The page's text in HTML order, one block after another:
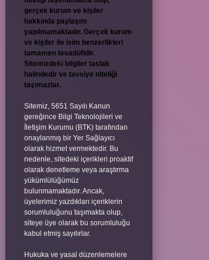
gerçek kurum ve kişiler
hakkında paylaşım
yapılmamaktadır. Gerçek kurum
ve kişiler ile isim benzerlikleri
tamamen tesadüfidir.
Sitemizdeki bilgiler taslak
halindedir ve tavsiye niteliği
taşımazlar.
Sitemiz, 5651 Sayılı Kanun
gereğince Bilgi Teknolojileri ve
İletişim Kurumu (BTK) tarafından
onaylanmış bir Yer Sağlayıcı
olarak hizmet vermektedir. Bu
nedenle, sitedeki içerikleri proaktif
olarak denetleme veya araştırma
yükümlülüğümüz
bulunmamaktadır. Ancak,
üyelerimiz yazdıkları içeriklerin
sorumluluğunu taşımakta olup,
siteye üye olarak bu sorumluluğu
kabul etmiş sayılırlar.
Hukuka ve yasal düzenlemelere